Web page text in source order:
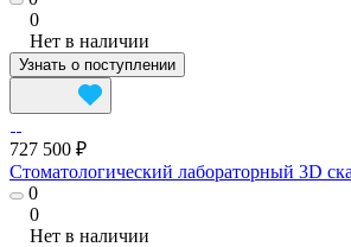
0
Нет в наличии
Узнать о поступлении
727 500 ₽
Стоматологический лабораторный 3D
0
0
Нет в наличии